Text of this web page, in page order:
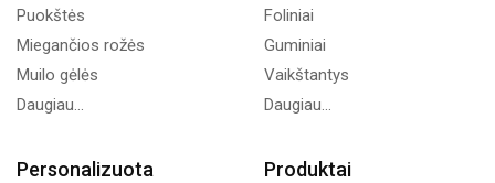
Puokštės
Miegančios rožės
Muilo gėlės
Daugiau...
Foliniai
Guminiai
Vaikštantys
Daugiau...
Personalizuota Produktai